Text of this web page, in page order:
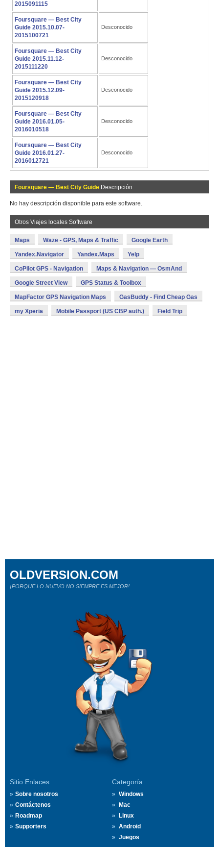
2015091115
Foursquare — Best City
Guide 2015.10.07-
2015100721
Desconocido
Foursquare — Best City
Guide 2015.11.12-
2015111220
Desconocido
Foursquare — Best City
Guide 2015.12.09-
2015120918
Desconocido
Foursquare — Best City
Guide 2016.01.05-
2016010518
Desconocido
Foursquare — Best City
Guide 2016.01.27-
2016012721
Desconocido
Foursquare — Best City Guide Descripción
No hay descripción disponible para este software.
Otros Viajes locales Software
Maps Waze - GPS, Maps & Traffic Google Earth
Yandex.Navigator Yandex.Maps Yelp
CoPilot GPS - Navigation Maps & Navigation — OsmAnd
Google Street View GPS Status & Toolbox
MapFactor GPS Navigation Maps GasBuddy - Find Cheap Gas
my Xperia Mobile Passport (US CBP auth.) Field Trip
Sitio Enlaces
Sobre nosotros
Contáctenos
Roadmap
Supporters
Categoría
Windows
Mac
Linux
Android
Juegos
OLDVERSION.COM
¡PORQUE LO NUEVO NO SIEMPRE ES MEJOR!